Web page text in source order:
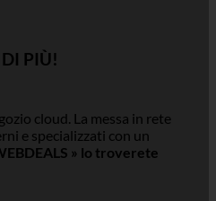
PIÙ!
cloud. La messa in rete
e specializzati con un
» lo troverete